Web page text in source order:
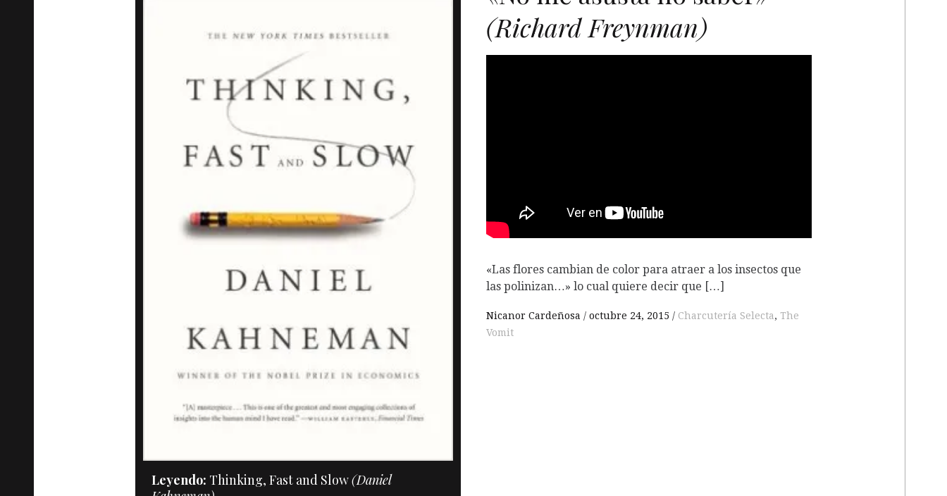
O
Leyendo: Thinking, Fast and Slow(Daniel
(Richard Freynman)
«Las flores cambian de color para atraer a los insectos que
las polinizan…» lo cual quiere decir que […]
Nicanor Cardeñosa octubre 24, 2015 Charcutería Selecta, The
Vomit